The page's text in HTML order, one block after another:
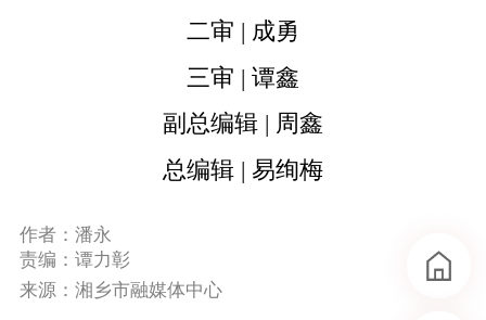
二审 | 成勇
三审 | 谭鑫
副总编辑 | 周鑫
总编辑 | 易绚梅
作者：潘永
责编：谭力彰
来源：湘乡市融媒体中心